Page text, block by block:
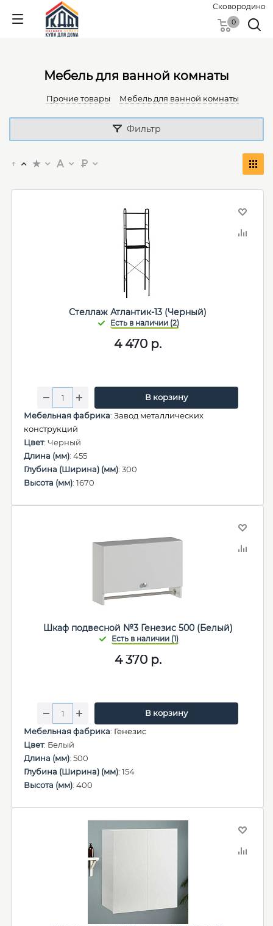
Сковородино
0
Мебель для ванной комнаты
Прочие товары Мебель для ванной комнаты
Фильтр
Стеллаж Атлантик-13 (Черный)
4 470 р.
В корзину
Мебельная фабрика: Завод металлических
конструкций
Цвет: Черный
Длина (мм): 455
Глубина (Ширина) (мм): 300
Высота (мм): 1670
Шкаф подвесной №3 Генезис 500 (Белый)
4 370р.
В корзину
Мебельная фабрика: Генезис
Цвет: Белый
Длина (мм): 500
Глубина (Ширина) (мм): 154
Высота (мм): 400